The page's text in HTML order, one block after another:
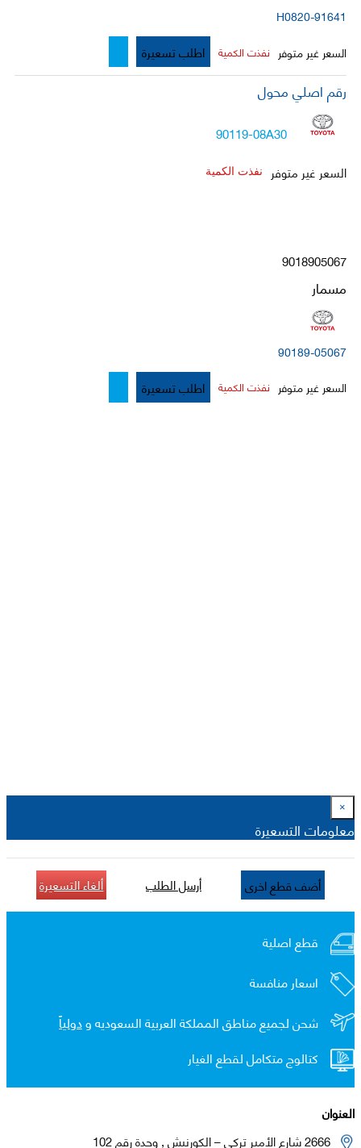
91641-H0820
السعر غير متوفر نفذت الكمية اطلب تسعيرة
رقم اصلي محول
90119-08A30
السعر غير متوفر
نفذت الكمية
9018905067
مسمار
90189-05067
السعر غير متوفر نفذت الكمية اطلب تسعيرة
×
معلومات التسعيرة
أضف قطع اخرى أرسل الطلب ألغاء التسعيرة
قطع اصلية
اسعار منافسة
شحن لجميع مناطق المملكة العربية السعوديه ودولياً
كتالوج متكامل لقطع الغيار
العنوان
2666 شارع الأمير تركي – الكورنيش , وحدة رقم 102